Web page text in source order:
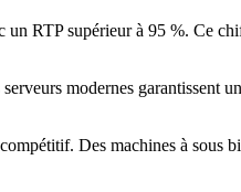
RTP supérieur à 95 %. Ce
modernes garantissent
Des machines à sous